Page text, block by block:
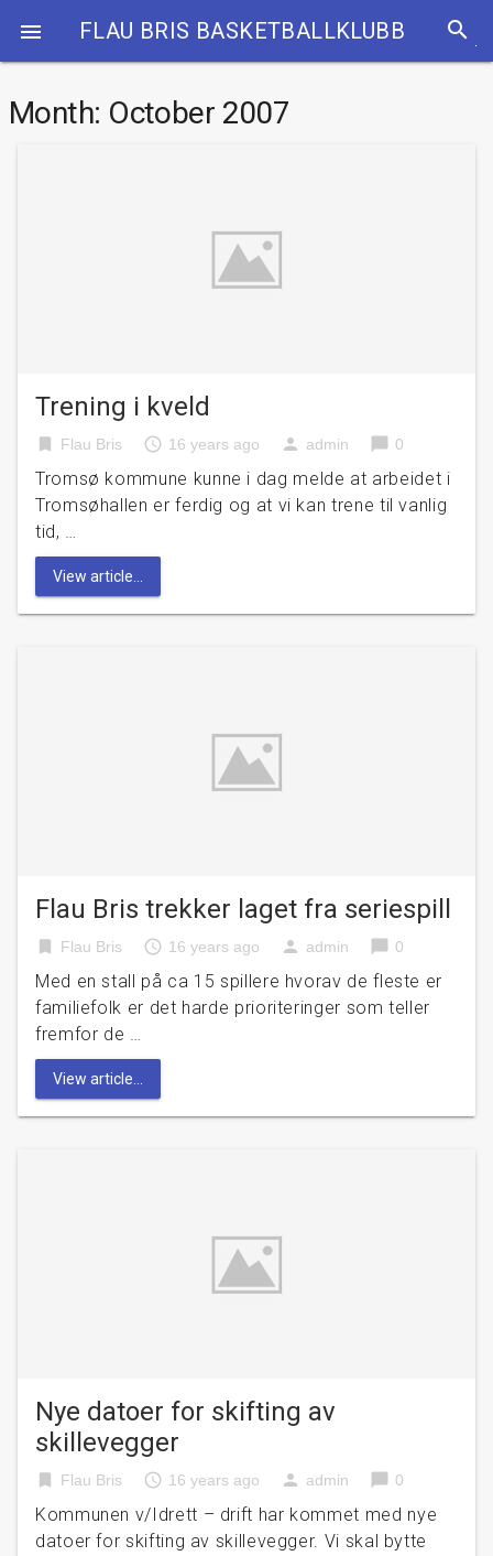
 FLAU BRIS BASKETBALLKLUBB search
Month: October 2007
Trening i kveld
bookmark Flau Bris access_time 16 years ago person admin chat_bubble 0
Tromsø kommune kunne i dag melde at arbeidet i
Tromsøhallen er ferdig og at vi kan trene til vanlig
tid, …
View article...
Flau Bris trekker laget fra seriespill
bookmark Flau Bris access_time 16 years ago person admin chat_bubble 0
Med en stall på ca 15 spillere hvorav de fleste er
familiefolk er det harde prioriteringer som teller
fremfor de …
View article...
Nye datoer for skifting av
skillevegger
bookmark Flau Bris access_time 16 years ago person admin chat_bubble 0
Kommunen v/Idrett – drift har kommet med nye
datoer for skifting av skillevegger. Vi skal bytte